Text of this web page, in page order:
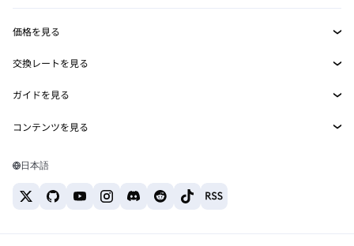
MetaMask Connect
Snaps
Web3サービス
セキュリティ
サポート
キャリア
お問い合わせ
価格を見る
イーサリアムの価格
Solanaの価格
Tetherの価格
交換レートを見る
ETH→USD
USDT→INR
BTC→INR
ETH→USDT
ガイドを見る
ETHの購入
USDTの購入
コンテンツを見る
Solanaウォレット
日本語